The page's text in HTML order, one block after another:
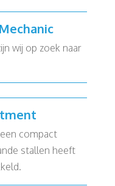
wij op zoek naar
compact
stallen heeft